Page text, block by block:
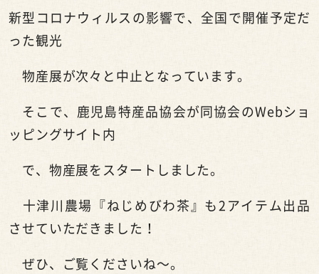
新型コロナウィルスの影響で、全国で開催予定だ
った観光
物産展が次々と中止となっています。
そこで、鹿児島特産品協会が同協会のWebショ
ッピングサイト内
で、物産展をスタートしました。
十津川農場『ねじめびわ茶』も2アイテム出品
させていただきました！
ぜひ、ご覧くださいね～。